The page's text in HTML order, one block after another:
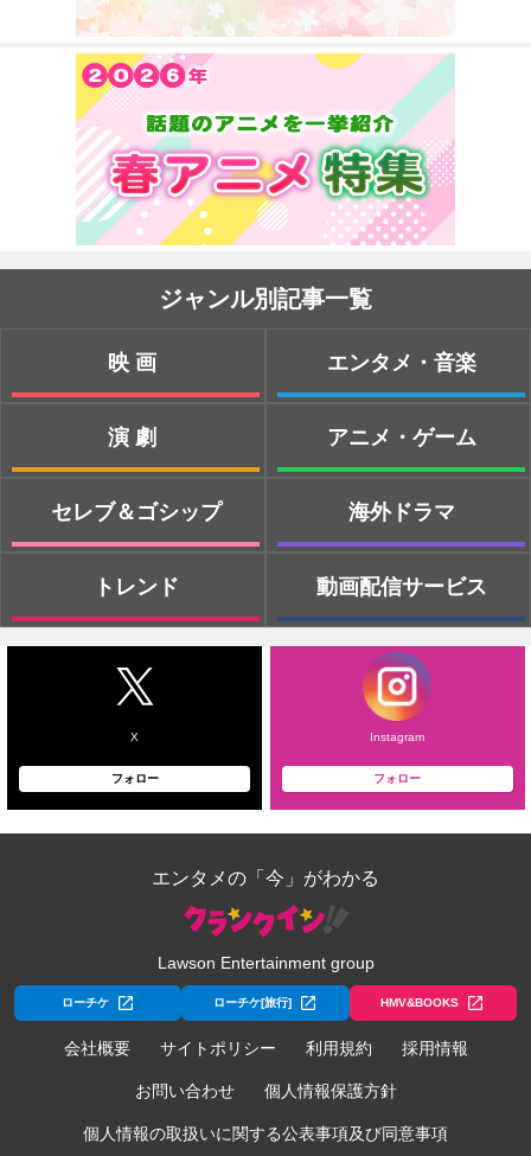
ジャンル別記事一覧
映画
演劇
セレブ＆ゴシップ
トレンド
エンタメ・音楽
アニメ・ゲーム
海外ドラマ
動画配信サービス
X
フォロー
Instagram
フォロー
エンタメの「今」がわかる
Lawson Entertainment group
ローチケ ローチケ[旅行] HMV&BOOKS
会社概要 サイトポリシー 利用規約 採用情報
お問い合わせ 個人情報保護方針
個人情報の取扱いに関する公表事項及び同意事項